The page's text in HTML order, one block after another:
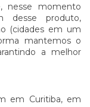
nesse momento
desse produto,
(cidades em um
mantemos o
a melhor
em Curitiba, em